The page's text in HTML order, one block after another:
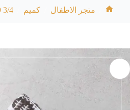
متجر الاطفال كميم 3/4 9